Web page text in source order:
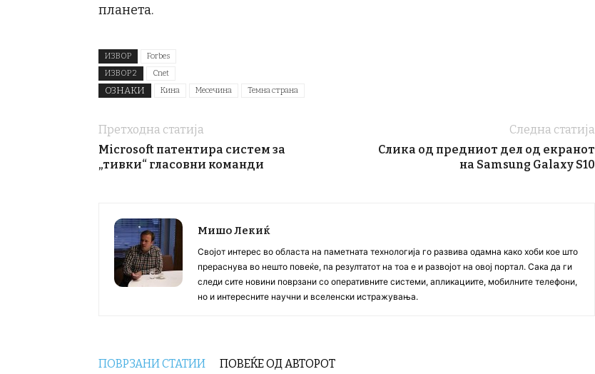
планета.
ИЗВОР
Forbes
ИЗВОР 2
Cnet
ОЗНАКИ Кина Месечина Темна страна
Претходна статија
Microsoft патентира систем за
„тивки“ гласовни команди
Следна статија
Слика од предниот дел од екранот
на Samsung Galaxy S10
Мишо Лекиќ
Својот интерес во областа на паметната технологија го развива одамна како хоби кое што
прераснува во нешто повеќе, па резултатот на тоа е и развојот на овој портал. Сака да ги
следи сите новини поврзани со оперативните системи, апликациите, мобилните телефони,
но и интересните научни и вселенски истражувања.
ПОВРЗАНИ СТАТИИ ПОВЕЌЕ ОД АВТОРОТ